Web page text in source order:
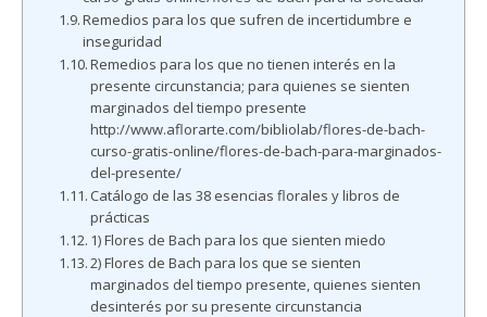
Remedios para los que sufren de incertidumbre e
inseguridad
Remedios para los que no tienen interés en la
presente circunstancia; para quienes se sienten
marginados del tiempo presente
http://www.aflorarte.com/bibliolab/flores-de-bach-
curso-gratis-online/flores-de-bach-para-marginados-
del-presente/
Catálogo de las 38 esencias florales y libros de
prácticas
1) Flores de Bach para los que sienten miedo
2) Flores de Bach para los que se sienten
marginados del tiempo presente, quienes sienten
desinterés por su presente circunstancia